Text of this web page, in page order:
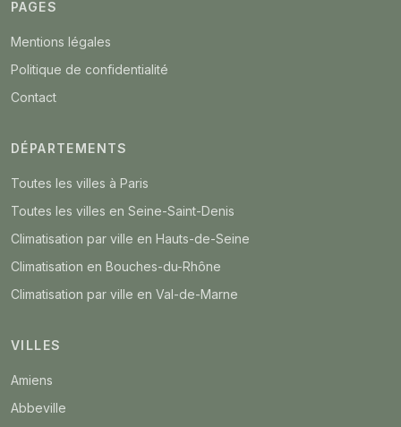
PAGES
Mentions légales
Politique de confidentialité
Contact
DÉPARTEMENTS
Toutes les villes à Paris
Toutes les villes en Seine-Saint-Denis
Climatisation par ville en Hauts-de-Seine
Climatisation en Bouches-du-Rhône
Climatisation par ville en Val-de-Marne
VILLES
Amiens
Abbeville